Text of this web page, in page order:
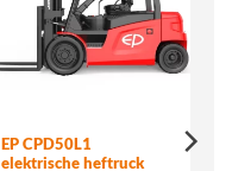
EP CPD50L1
elektrische heftruck